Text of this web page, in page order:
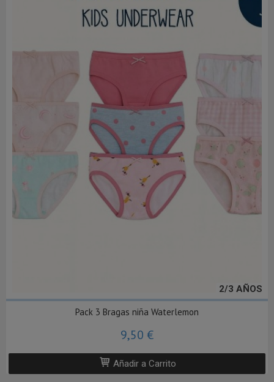
2/3 AÑOS
Pack 3 Bragas niña Waterlemon
9,50 €
Añadir a Carrito